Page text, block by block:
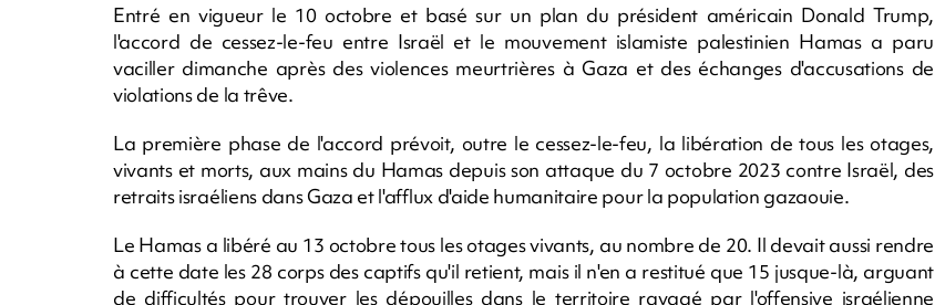
Entré en vigueur le 10 octobre et basé sur un plan du président américain Donald Trump,
l'accord de cessez-le-feu entre Israël et le mouvement islamiste palestinien Hamas a paru
vaciller dimanche après des violences meurtrières à Gaza et des échanges d'accusations de
violations de la trêve.
La première phase de l'accord prévoit, outre le cessez-le-feu, la libération de tous les otages,
vivants et morts, aux mains du Hamas depuis son attaque du 7 octobre 2023 contre Israël, des
retraits israéliens dans Gaza et l'afflux d'aide humanitaire pour la population gazaouie.
Le Hamas a libéré au 13 octobre tous les otages vivants, au nombre de 20. Il devait aussi rendre
à cette date les 28 corps des captifs qu'il retient, mais il n'en a restitué que 15 jusque-là, arguant
de difficultés pour trouver les dépouilles dans le territoire ravagé par l'offensive israélienne